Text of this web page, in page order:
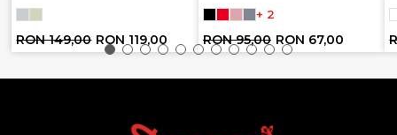
RON 149,00 RON 119,00
+ 2
RON 95,00 RON 67,00